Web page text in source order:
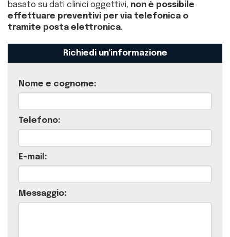
basato su dati clinici oggettivi, non è possibile
effettuare preventivi per via telefonica o
tramite posta elettronica.
Richiedi un'informazione
Nome e cognome:
Telefono:
E-mail:
Messaggio: